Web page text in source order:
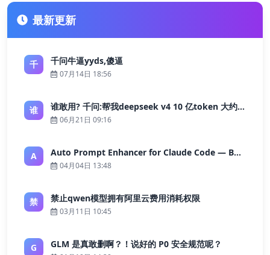
最新更新
千 千问牛逼yyds,傻逼
07月14日 18:56
谁 谁敢用? 千问:帮我deepseek v4 10 亿token 大约多少花费 ?
06月21日 09:16
A Auto Prompt Enhancer for Claude Code — Building a Highly Reliable AI Programming Workflow
04月04日 13:48
禁 禁止qwen模型拥有阿里云费用消耗权限
03月11日 10:45
G GLM 是真敢删啊？！说好的 P0 安全规范呢？